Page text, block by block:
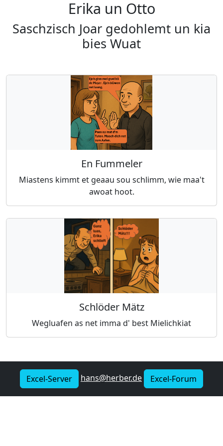
Erika un Otto
Saschzisch Joar gedohlemt un kia
bies Wuat
En Fummeler
Miastens kimmt et geaau sou schlimm, wie maa't
awoat hoot.
Schlöder Mätz
Wegluafen as net imma d' best Mielichkiat
Excel-Server hans@herber.de Excel-Forum